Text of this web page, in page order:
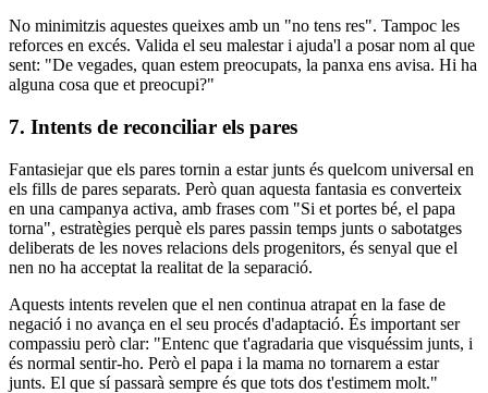
No minimitzis aquestes queixes amb un "no tens res". Tampoc les
reforces en excés. Valida el seu malestar i ajuda'l a posar nom al que
sent: "De vegades, quan estem preocupats, la panxa ens avisa. Hi ha
alguna cosa que et preocupi?"
7. Intents de reconciliar els pares
Fantasiejar que els pares tornin a estar junts és quelcom universal en
els fills de pares separats. Però quan aquesta fantasia es converteix
en una campanya activa, amb frases com "Si et portes bé, el papa
torna", estratègies perquè els pares passin temps junts o sabotatges
deliberats de les noves relacions dels progenitors, és senyal que el
nen no ha acceptat la realitat de la separació.
Aquests intents revelen que el nen continua atrapat en la fase de
negació i no avança en el seu procés d'adaptació. És important ser
compassiu però clar: "Entenc que t'agradaria que visquéssim junts, i
és normal sentir-ho. Però el papa i la mama no tornarem a estar
junts. El que sí passarà sempre és que tots dos t'estimem molt."